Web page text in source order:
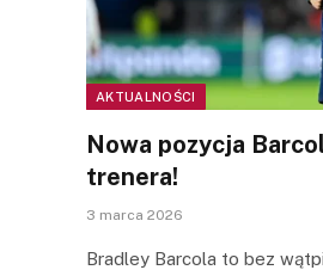
AKTUALNOŚCI
Nowa pozycja
trenera!
3 marca 2026
Bradley Barcola to bez